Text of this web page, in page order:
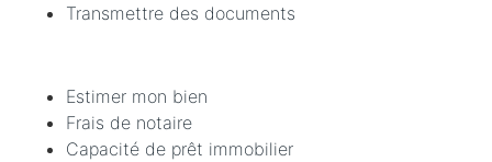
Transmettre des documents
Estimer mon bien
Frais de notaire
Capacité de prêt immobilier